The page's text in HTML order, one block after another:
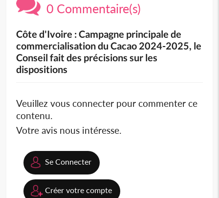
0 Commentaire(s)
Côte d'Ivoire : Campagne principale de
commercialisation du Cacao 2024-2025, le
Conseil fait des précisions sur les
dispositions
Veuillez vous connecter pour commenter ce
contenu.
Votre avis nous intéresse.
Se Connecter
Créer votre compte